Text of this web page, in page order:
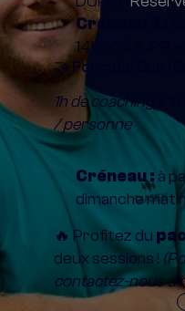
Créneau 3 :
14h00 (DUPR >
🤝 Formule Duo
1h de coaching +
/ personne
Créneau : à
dimanche
🔥 Profitez du
deux sessions !
contactez-nous